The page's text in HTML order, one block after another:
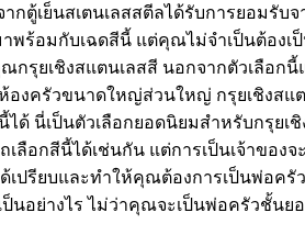
กตู้เย็นสเตนเลสสตีลได้รับการยอมรั
พร้อมกับเฉดสีนี้ แต่คุณไม่จำเป็นต้อง
กรุยเชิงสแตนเลสสี นอกจากตัวเลือก
องครัวขนาดใหญ่ส่วนใหญ่ กรุยเชิงส
ด้ นี่เป็นตัวเลือกยอดนิยมสำหรับกรุย
เลือกสีนี้ได้เช่นกัน แต่การเป็นเจ้าขอ
เปรียบและทำให้คุณต้องการเป็นพ่อ
นอย่างไร ไม่ว่าคุณจะเป็นพ่อครัวชั้น